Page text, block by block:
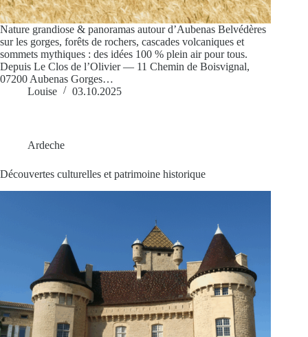
Nature grandiose & panoramas autour d’Aubenas Belvédères
sur les gorges, forêts de rochers, cascades volcaniques et
sommets mythiques : des idées 100 % plein air pour tous.
Depuis Le Clos de l’Olivier — 11 Chemin de Boisvignal,
07200 Aubenas Gorges…
Louise
03.10.2025
Ardeche
Découvertes culturelles et patrimoine historique